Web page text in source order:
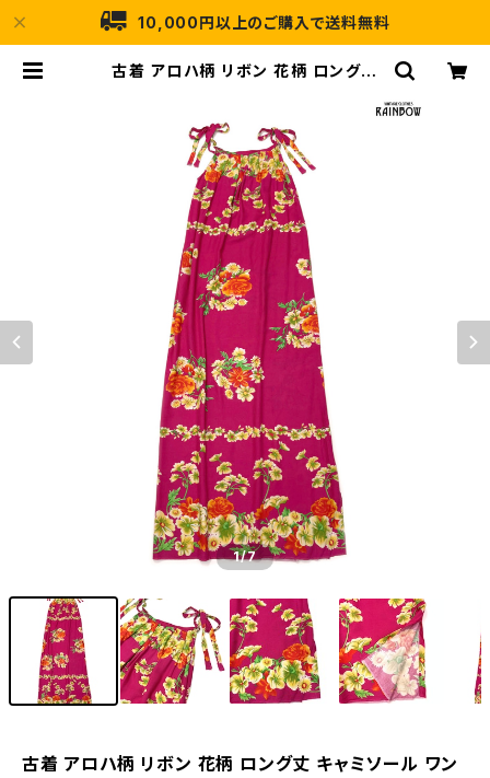
10,000円以上のご購入で送料無料
古着 アロハ柄 リボン 花柄 ロング丈
1/7
古着 アロハ柄 リボン 花柄 ロング丈 キャミソール ワン